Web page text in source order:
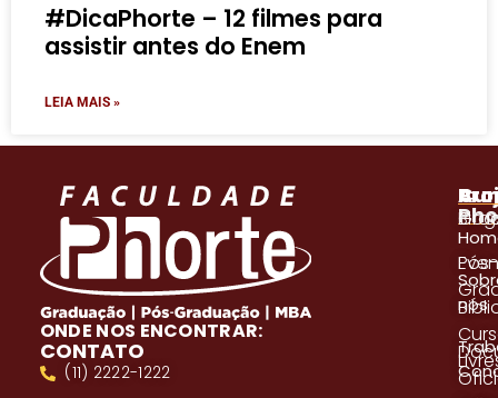
#DicaPhorte – 12 filmes para
assistir antes do Enem
LEIA MAIS »
ONDE NOS ENCONTRAR:
CONTATO
(11) 2222-1222
A
nós
Pós-